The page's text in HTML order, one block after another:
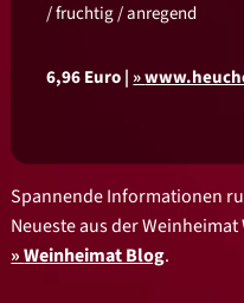
/ fruchtig / anregend
6,96 Euro |
Spannende Informationen
Neueste aus der
Weinheimat Blog.